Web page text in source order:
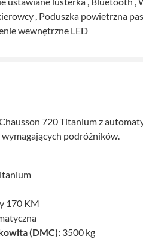
720 Titanium z
podróżników.
170 KM
(DMC): 3500 kg